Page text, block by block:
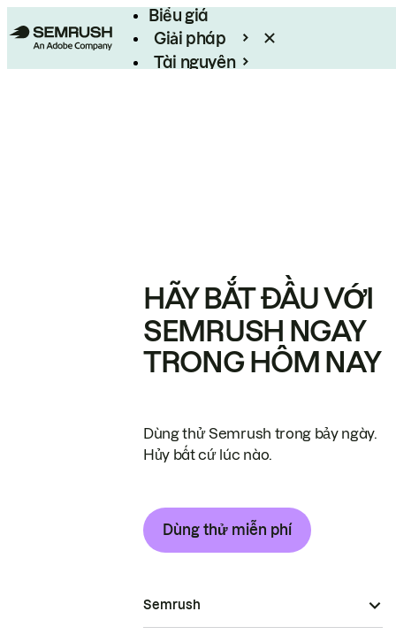
Biểu giá
Giải pháp
Tài nguyên
HÃY BẮT ĐẦU VỚI
SEMRUSH NGAY
TRONG HÔM NAY
Dùng thử Semrush trong bảy ngày.
Hủy bất cứ lúc nào.
Dùng thử miễn phí
Semrush